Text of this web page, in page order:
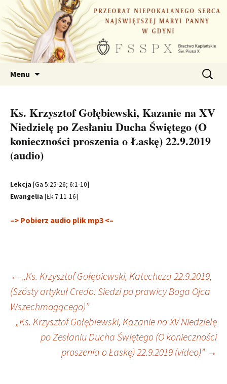
Przejdź
do
treści
Menu Szukaj:
Ks. Krzysztof Gołębiewski, Kazanie na XV
Niedzielę po Zesłaniu Ducha Świętego (O
konieczności proszenia o Łaskę) 22.9.2019
(audio)
Lekcja [Ga 5:25-26; 6:1-10]
Ewangelia [Łk 7:11-16]
–> Pobierz audio plik mp3 <–
Nawigacja
wpisu
← „Ks. Krzysztof Gołębiewski, Katecheza 22.9.2019,
(Szósty artykuł Credo: Siedzi po prawicy Boga Ojca
Wszechmogącego)”
„Ks. Krzysztof Gołębiewski, Kazanie na XV Niedzielę
po Zesłaniu Ducha Świętego (O konieczności
proszenia o Łaskę) 22.9.2019 (video)” →